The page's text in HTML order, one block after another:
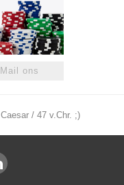
ons
/ 47 v.Chr. ;)